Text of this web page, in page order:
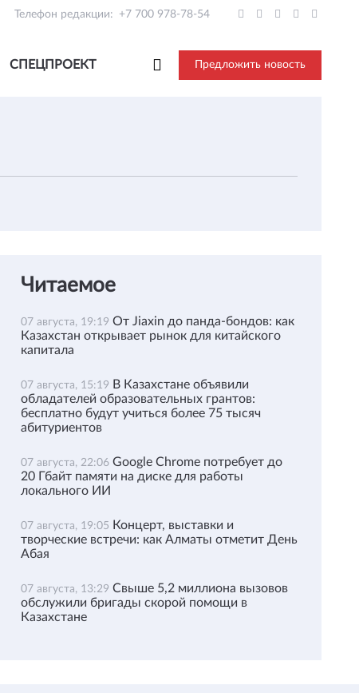
Телефон редакции: +7 700 978-78-54
СПЕЦПРОЕКТ Предложить новость
Читаемое
07 августа, 19:19 От Jiaxin до панда-бондов: как
Казахстан открывает рынок для китайского
капитала
07 августа, 15:19 В Казахстане объявили
обладателей образовательных грантов:
бесплатно будут учиться более 75 тысяч
абитуриентов
07 августа, 22:06 Google Chrome потребует до
20 Гбайт памяти на диске для работы
локального ИИ
07 августа, 19:05 Концерт, выставки и
творческие встречи: как Алматы отметит День
Абая
07 августа, 13:29 Свыше 5,2 миллиона вызовов
обслужили бригады скорой помощи в
Казахстане